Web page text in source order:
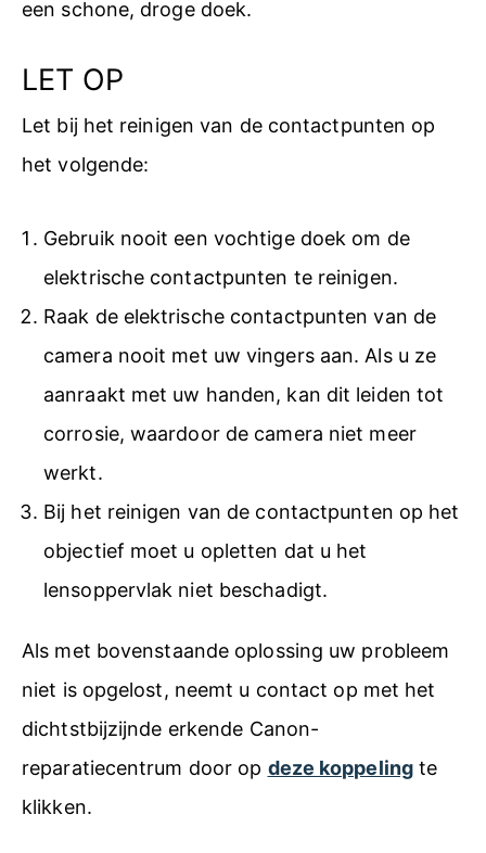
een schone, droge doek.
LET OP
Let bij het reinigen van de contactpunten op
het volgende:
Gebruik nooit een vochtige doek om de
elektrische contactpunten te reinigen.
Raak de elektrische contactpunten van de
camera nooit met uw vingers aan. Als u ze
aanraakt met uw handen, kan dit leiden tot
corrosie, waardoor de camera niet meer
werkt.
Bij het reinigen van de contactpunten op het
objectief moet u opletten dat u het
lensoppervlak niet beschadigt.
Als met bovenstaande oplossing uw probleem
niet is opgelost, neemt u contact op met het
dichtstbijzijnde erkende Canon-
reparatiecentrum door op deze koppelingte
klikken.